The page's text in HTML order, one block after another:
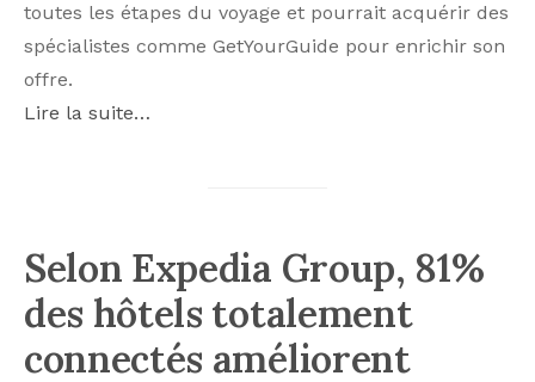
toutes les étapes du voyage et pourrait acquérir des
spécialistes comme GetYourGuide pour enrichir son
offre.
Lire la suite…
Selon Expedia Group, 81%
des hôtels totalement
connectés améliorent